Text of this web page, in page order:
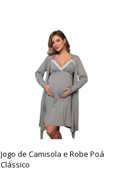
Jogo de Camisola e Robe Poá
Clássico